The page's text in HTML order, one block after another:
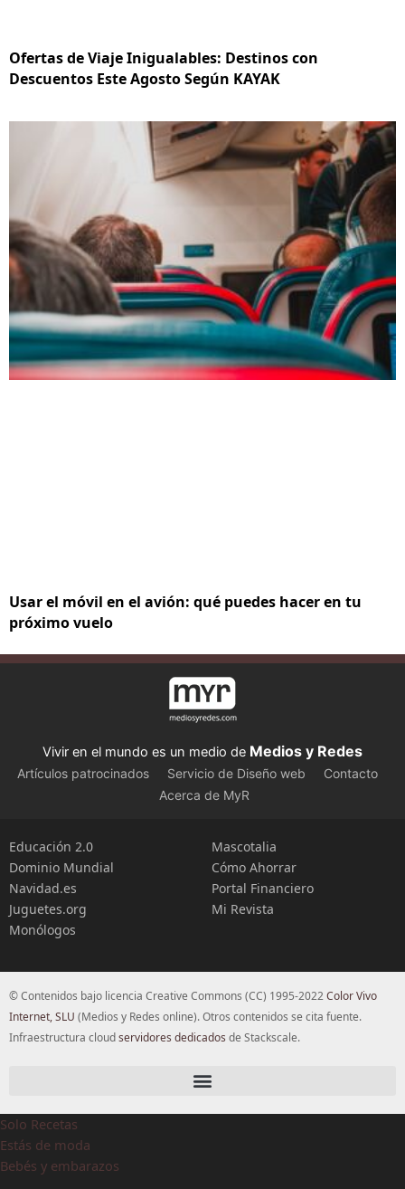
Ofertas de Viaje Inigualables: Destinos con
Descuentos Este Agosto Según KAYAK
Usar el móvil en el avión: qué puedes hacer en tu
próximo vuelo
Vivir en el mundo es un medio de Medios y Redes
Artículos patrocinados Servicio de Diseño web
Contacto
Acerca de MyR
Educación 2.0
Dominio Mundial
Navidad.es
Juguetes.org
Monólogos
Mascotalia
Cómo Ahorrar
Portal Financiero
Mi Revista
© Contenidos bajo licencia Creative Commons (CC) 1995-2022Color Vivo
Internet, SLU (Medios y Redes online). Otros contenidos se cita fuente.
Infraestructura cloudservidores dedicados de Stackscale.
Solo Recetas
Estás de moda
Bebés y embarazos